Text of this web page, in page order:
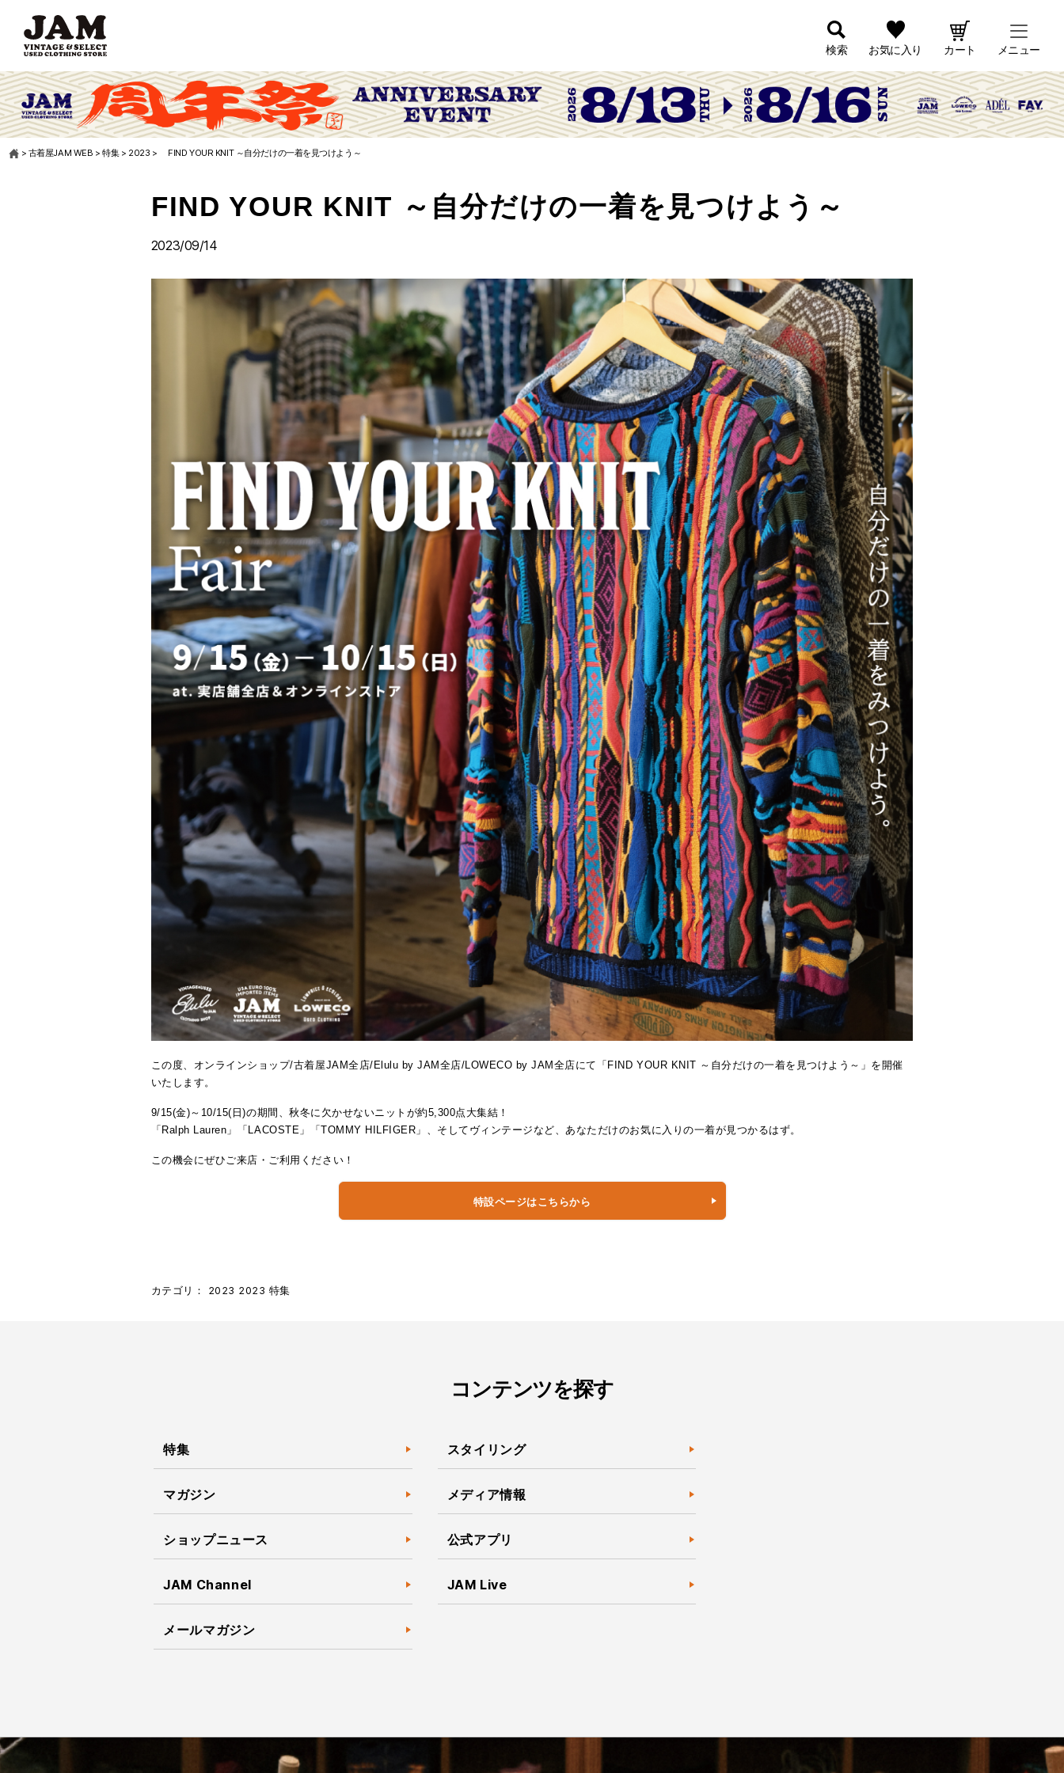
検索 お気に入り カート メニュー
> 古着屋JAM WEB >特集> 2023 > FIND YOUR KNIT ～自分だけの一着を見つけよう～
FIND YOUR KNIT ～自分だけの一着を見つけよう～
2023/09/14
この度、オンラインショップ/古着屋JAM全店/Elulu by JAM全店/LOWECO by JAM全店にて「FIND YOUR KNIT ～自分だけの一着を見つけよう～」を開催
いたします。
9/15(金)～10/15(日)の期間、秋冬に欠かせないニットが約5,300点大集結！
「Ralph Lauren」「LACOSTE」「TOMMY HILFIGER」、そしてヴィンテージなど、あなただけのお気に入りの一着が見つかるはず。
この機会にぜひご来店・ご利用ください！
特設ページはこちらから
カテゴリ： 2023 2023 特集
コンテンツを探す
特集 スタイリング
マガジン メディア情報
ショップニュース 公式アプリ
JAM Channel JAM Live
メールマガジン